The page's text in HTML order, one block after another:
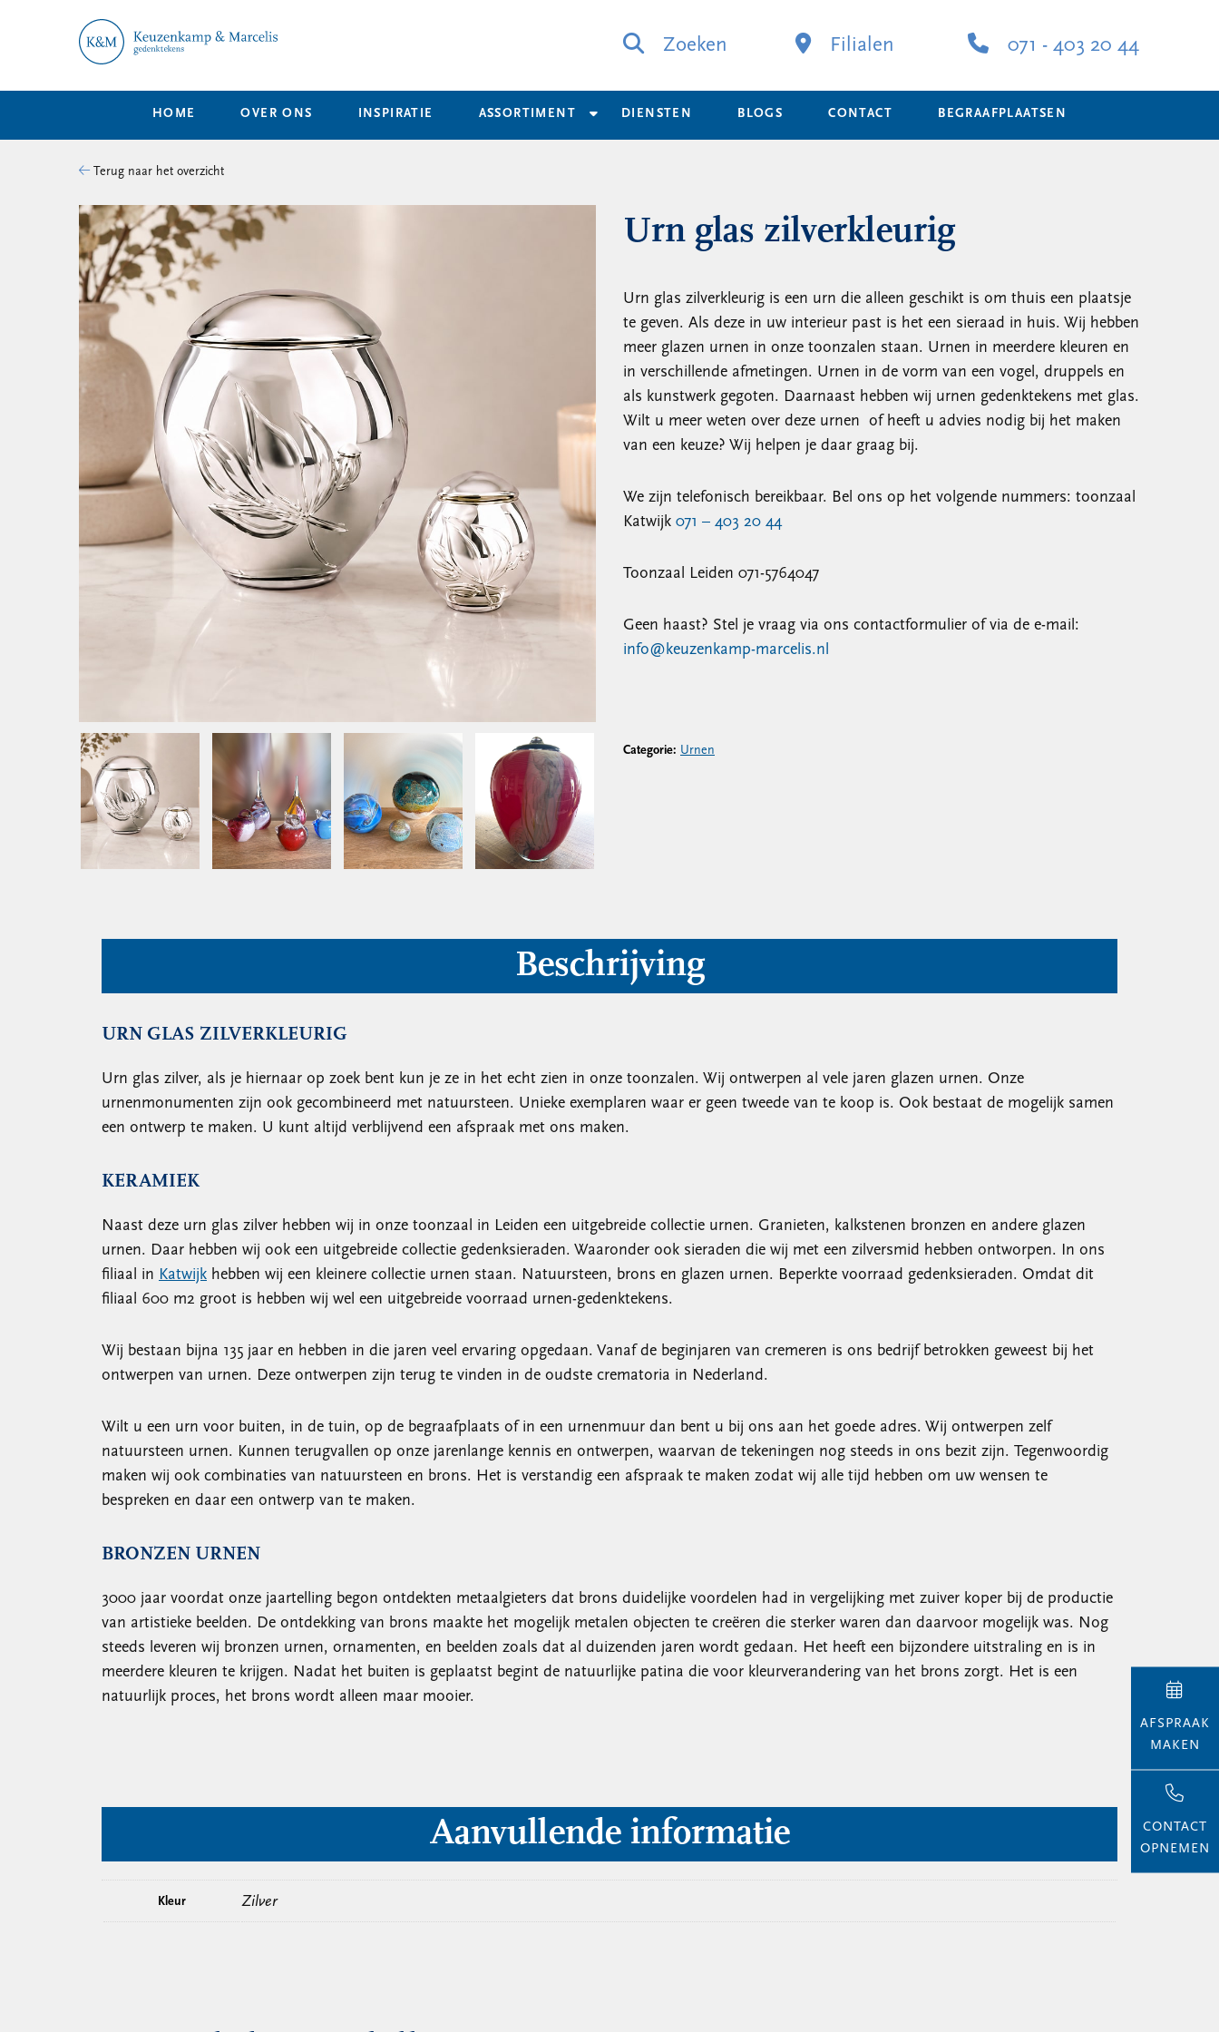
Zoeken Filialen 071 - 403 20 44
HOME OVER ONS INSPIRATIE ASSORTIMENT DIENSTEN BLOGS CONTACT BEGRAAFPLAATSEN
Terug naar het overzicht
Urn glas zilverkleurig
Urn glas zilverkleurig is een urn die alleen geschikt is om thuis een plaatsje
te geven. Als deze in uw interieur past is het een sieraad in huis. Wij hebben
meer glazen urnen in onze toonzalen staan. Urnen in meerdere kleuren en
in verschillende afmetingen. Urnen in de vorm van een vogel, druppels en
als kunstwerk gegoten. Daarnaast hebben wij urnen gedenktekens met glas.
Wilt u meer weten over deze urnen of heeft u advies nodig bij het maken
van een keuze? Wij helpen je daar graag bij.
We zijn telefonisch bereikbaar. Bel ons op het volgende nummers: toonzaal
Katwijk 071 – 403 20 44
Toonzaal Leiden 071-5764047
Geen haast? Stel je vraag via ons contactformulier of via de e-mail:
info@keuzenkamp-marcelis.nl
Categorie: Urnen
Beschrijving
URN GLAS ZILVERKLEURIG
Urn glas zilver, als je hiernaar op zoek bent kun je ze in het echt zien in onze toonzalen. Wij ontwerpen al vele jaren glazen urnen. Onze
urnenmonumenten zijn ook gecombineerd met natuursteen. Unieke exemplaren waar er geen tweede van te koop is. Ook bestaat de mogelijk samen
een ontwerp te maken. U kunt altijd verblijvend een afspraak met ons maken.
KERAMIEK
Naast deze urn glas zilver hebben wij in onze toonzaal in Leiden een uitgebreide collectie urnen. Granieten, kalkstenen bronzen en andere glazen
urnen. Daar hebben wij ook een uitgebreide collectie gedenksieraden. Waaronder ook sieraden die wij met een zilversmid hebben ontworpen. In ons
filiaal in Katwijk hebben wij een kleinere collectie urnen staan. Natuursteen, brons en glazen urnen. Beperkte voorraad gedenksieraden. Omdat dit
filiaal 600 m2 groot is hebben wij wel een uitgebreide voorraad urnen-gedenktekens.
Wij bestaan bijna 135 jaar en hebben in die jaren veel ervaring opgedaan. Vanaf de beginjaren van cremeren is ons bedrijf betrokken geweest bij het
ontwerpen van urnen. Deze ontwerpen zijn terug te vinden in de oudste crematoria in Nederland.
Wilt u een urn voor buiten, in de tuin, op de begraafplaats of in een urnenmuur dan bent u bij ons aan het goede adres. Wij ontwerpen zelf
natuursteen urnen. Kunnen terugvallen op onze jarenlange kennis en ontwerpen, waarvan de tekeningen nog steeds in ons bezit zijn. Tegenwoordig
maken wij ook combinaties van natuursteen en brons. Het is verstandig een afspraak te maken zodat wij alle tijd hebben om uw wensen te
bespreken en daar een ontwerp van te maken.
BRONZEN URNEN
3000 jaar voordat onze jaartelling begon ontdekten metaalgieters dat brons duidelijke voordelen had in vergelijking met zuiver koper bij de productie
van artistieke beelden. De ontdekking van brons maakte het mogelijk metalen objecten te creëren die sterker waren dan daarvoor mogelijk was. Nog
steeds leveren wij bronzen urnen, ornamenten, en beelden zoals dat al duizenden jaren wordt gedaan. Het heeft een bijzondere uitstraling en is in
meerdere kleuren te krijgen. Nadat het buiten is geplaatst begint de natuurlijke patina die voor kleurverandering van het brons zorgt. Het is een
natuurlijk proces, het brons wordt alleen maar mooier.
Aanvullende informatie
Kleur Zilver
AFSPRAAK
MAKEN
CONTACT
OPNEMEN